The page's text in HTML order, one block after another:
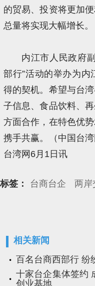
的贸易、投资将更加
总量将实现大幅增长。
内江市人民政府
部行”活动的举办为
得的契机。希望与台
子信息、食品饮料、
方面合作，在特色优
携手共赢。（中国台
台湾网6月1日讯
标签： 台商台企 两岸
相关新闻
百名台商西部行 纷
十家台企集体签约
创业基地